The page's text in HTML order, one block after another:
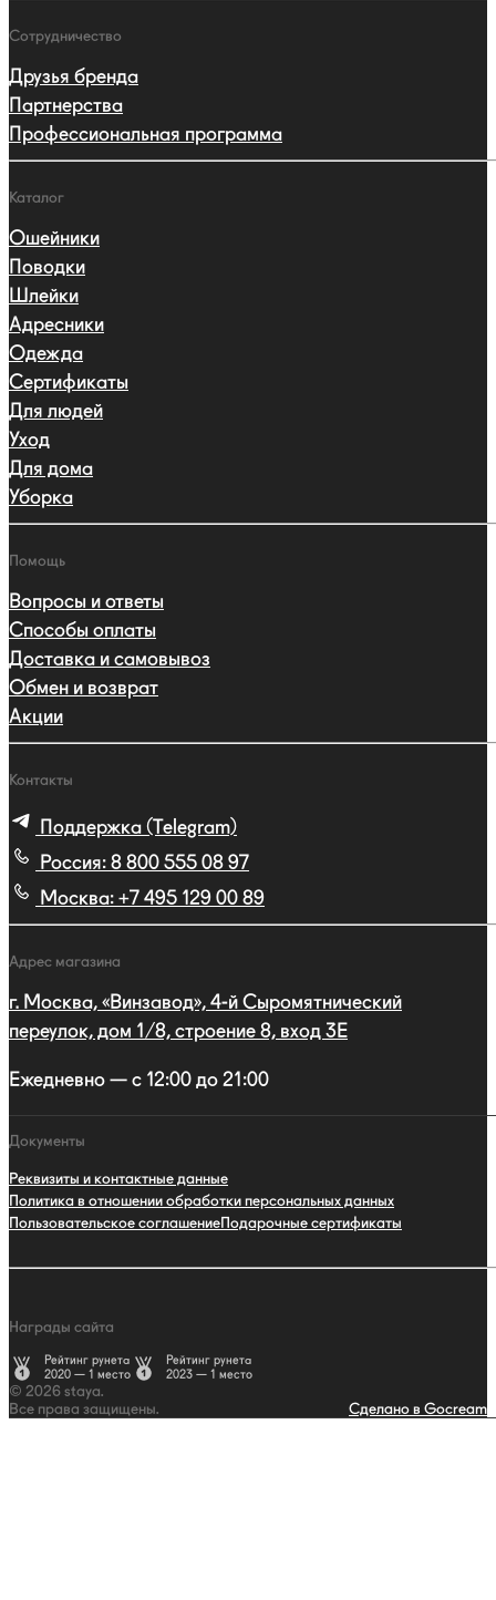
Сотрудничество
Друзья бренда
Партнерства
Профессиональная программа
Каталог
Ошейники
Поводки
Шлейки
Адресники
Одежда
Сертификаты
Для людей
Уход
Для дома
Уборка
Помощь
Вопросы и ответы
Способы оплаты
Доставка и самовывоз
Обмен и возврат
Акции
Контакты
Поддержка (Telegram)
Россия: 8 800 555 08 97
Москва: +7 495 129 00 89
Адрес магазина
г. Москва, «Винзавод», 4-й Сыромятнический
переулок, дом 1/8, строение 8, вход 3E
Ежедневно — с 12:00 до 21:00
Документы
Реквизиты и контактные данные
Политика в отношении обработки персональных данных
Пользовательское соглашениеПодарочные сертификаты
Награды сайта
Рейтинг рунета
2020 — 1 место
Рейтинг рунета
2023 — 1 место
© 2026 staya.
Все права защищены.
Сделано в Gocream